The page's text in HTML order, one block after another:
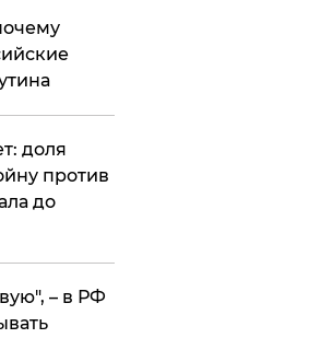
доля
против
до
– в РФ